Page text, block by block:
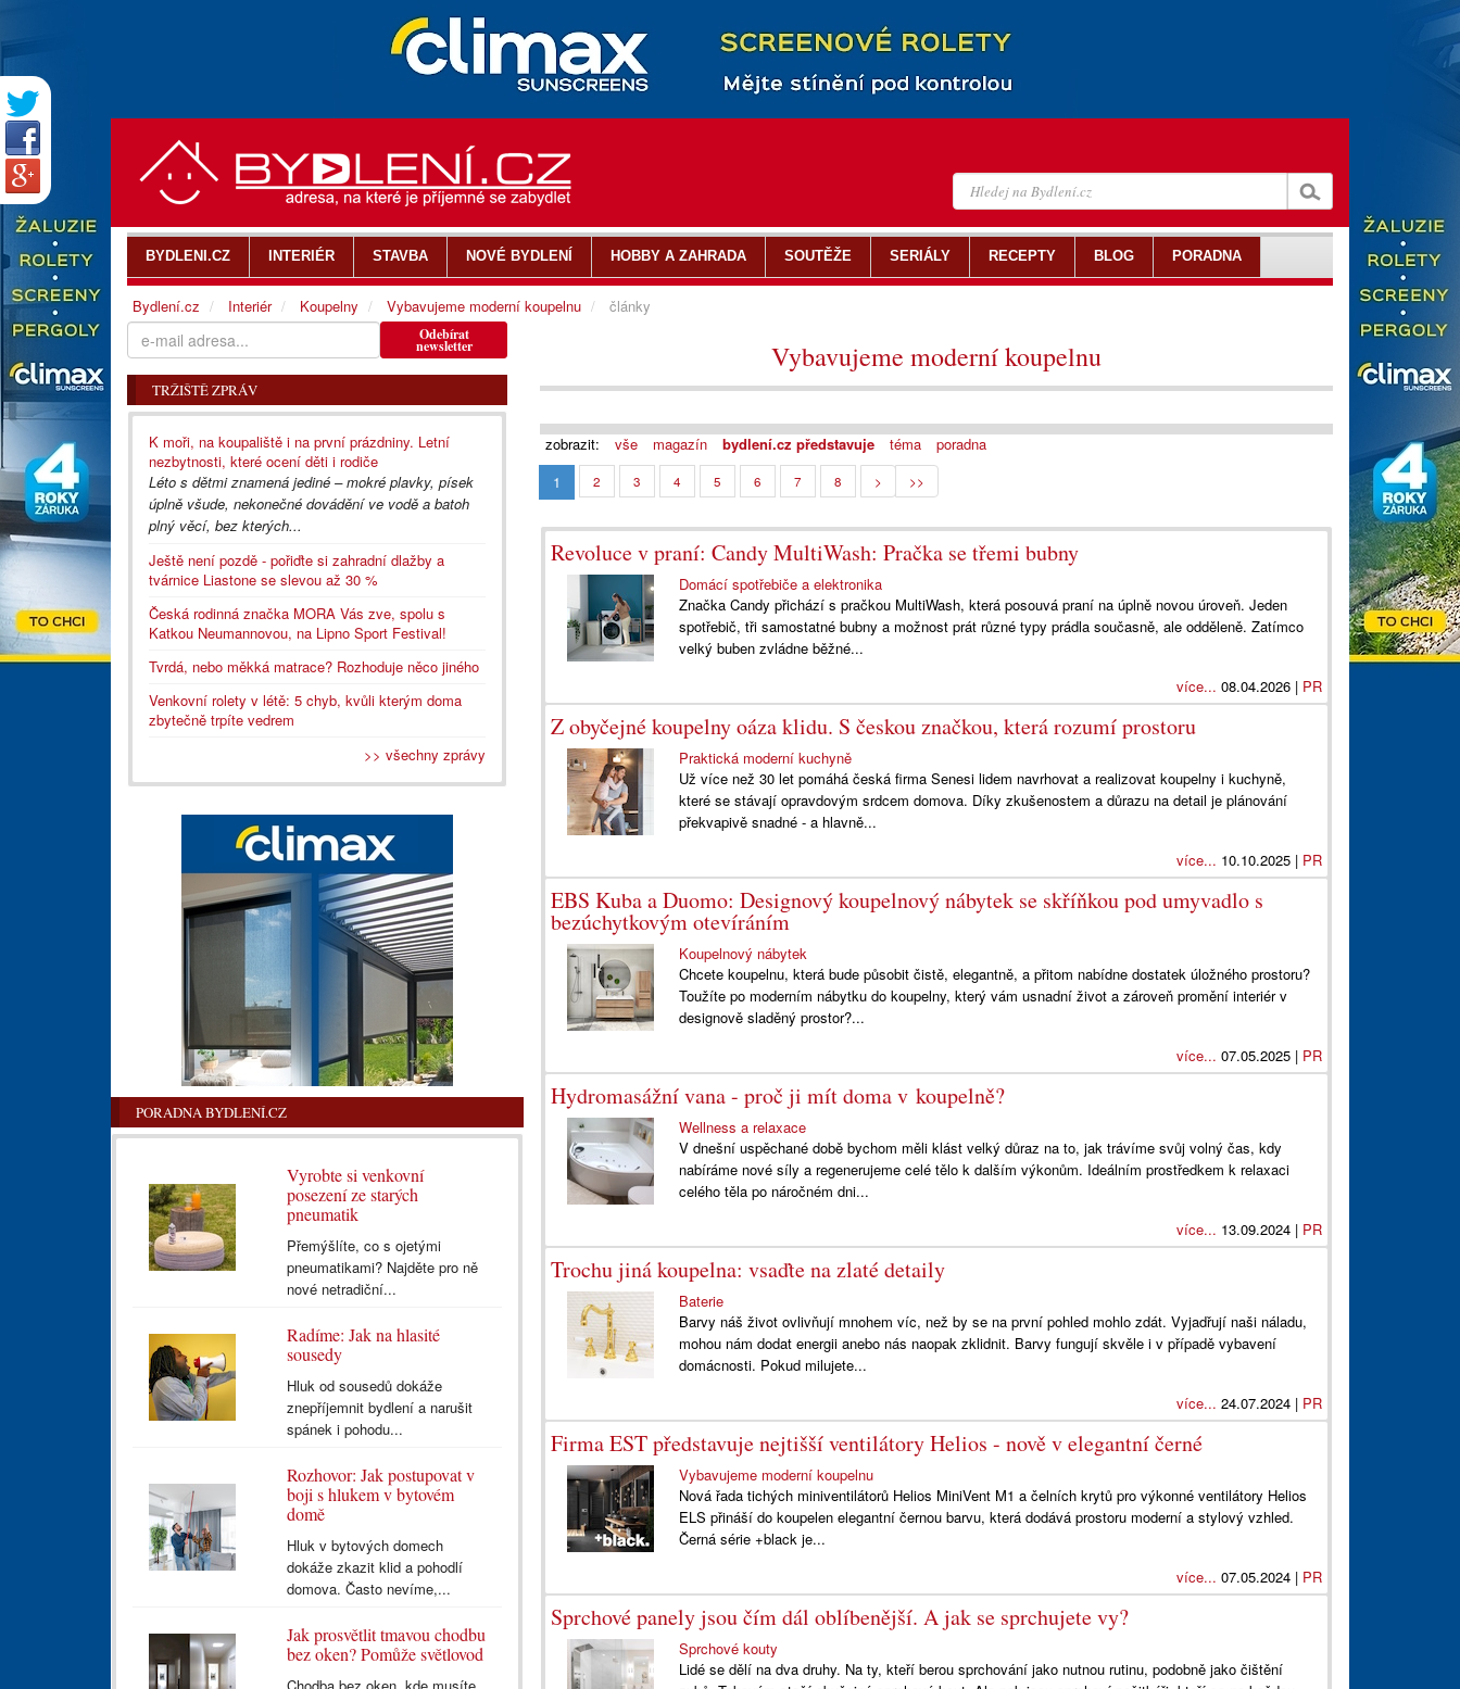
Vybavujeme moderní koupelnu
zobrazit: vše magazín bydlení.cz představuje téma
poradna
1
2 3 4 5 6 7 8 > >>
Revoluce v praní: Candy MultiWash: Pračka se třemi bubny
Domácí spotřebiče a elektronika
Značka Candy přichází s pračkou MultiWash, která posouvá praní na úplně novou úroveň. Jeden
spotřebič, tři samostatné bubny a možnost prát různé typy prádla současně, ale odděleně. Zatímco
velký buben zvládne běžné...
více... 08.04.2026 | PR
Z obyčejné koupelny oáza klidu. S českou značkou, která rozumí prostoru
Praktická moderní kuchyně
Už více než 30 let pomáhá česká firma Senesi lidem navrhovat a realizovat koupelny i kuchyně,
které se stávají opravdovým srdcem domova. Díky zkušenostem a důrazu na detail je plánování
překvapivě snadné - a hlavně...
více... 10.10.2025 | PR
EBS Kuba a Duomo: Designový koupelnový nábytek se skříňkou pod umyvadlo s
bezúchytkovým otevíráním
Koupelnový nábytek
Chcete koupelnu, která bude působit čistě, elegantně, a přitom nabídne dostatek úložného prostoru?
Toužíte po moderním nábytku do koupelny, který vám usnadní život a zároveň promění interiér v
designově sladěný prostor?...
více... 07.05.2025 | PR
Hydromasážní vana - proč ji mít doma v koupelně?
Wellness a relaxace
V dnešní uspěchané době bychom měli klást velký důraz na to, jak trávíme svůj volný čas, kdy
nabíráme nové síly a regenerujeme celé tělo k dalším výkonům. Ideálním prostředkem k relaxaci
celého těla po náročném dni...
více... 13.09.2024 | PR
Trochu jiná koupelna: vsaďte na zlaté detaily
Baterie
Barvy náš život ovlivňují mnohem víc, než by se na první pohled mohlo zdát. Vyjadřují naši náladu,
mohou nám dodat energii anebo nás naopak zklidnit. Barvy fungují skvěle i v případě vybavení
domácnosti. Pokud milujete...
více... 24.07.2024 | PR
Firma EST představuje nejtišší ventilátory Helios - nově v elegantní černé
Vybavujeme moderní koupelnu
Nová řada tichých miniventilátorů Helios MiniVent M1 a čelních krytů pro výkonné ventilátory Helios
ELS přináší do koupelen elegantní černou barvu, která dodává prostoru moderní a stylový vzhled.
Černá série +black je...
více... 07.05.2024 | PR
Sprchové panely jsou čím dál oblíbenější. A jak se sprchujete vy?
Sprchové kouty
Lidé se dělí na dva druhy. Na ty, kteří berou sprchování jako nutnou rutinu, podobně jako čištění
Odebírat
newsletter
TRŽIŠTĚ ZPRÁV
K moři, na koupaliště i na první prázdniny. Letní
nezbytnosti, které ocení děti i rodiče
Léto s dětmi znamená jediné – mokré plavky, písek
úplně všude, nekonečné dovádění ve vodě a batoh
plný věcí, bez kterých...
Ještě není pozdě - pořiďte si zahradní dlažby a
tvárnice Liastone se slevou až 30 %
Česká rodinná značka MORA Vás zve, spolu s
Katkou Neumannovou, na Lipno Sport Festival!
Tvrdá, nebo měkká matrace? Rozhoduje něco jiného
Venkovní rolety v létě: 5 chyb, kvůli kterým doma
zbytečně trpíte vedrem
>> všechny zprávy
PORADNA BYDLENÍ.CZ
Vyrobte si venkovní
posezení ze starých
pneumatik
Přemýšlíte, co s ojetými
pneumatikami? Najděte pro ně
nové netradiční...
Radíme: Jak na hlasité
sousedy
Hluk od sousedů dokáže
znepříjemnit bydlení a narušit
spánek i pohodu...
Rozhovor: Jak postupovat v
boji s hlukem v bytovém
domě
Hluk v bytových domech
dokáže zkazit klid a pohodlí
domova. Často nevíme,...
Jak prosvětlit tmavou chodbu
bez oken? Pomůže světlovod
BYDLENI.CZ INTERIÉR STAVBA NOVÉ BYDLENÍ HOBBY A ZAHRADA SOUTĚŽE SERIÁLY RECEPTY BLOG PORADNA
Bydlení.cz Interiér Koupelny Vybavujeme moderní koupelnu články